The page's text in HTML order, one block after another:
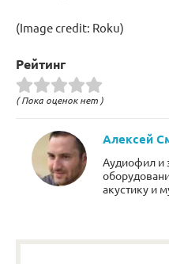
(Image credit: Roku)
Рейтинг
( Пока оценок нет )
Алексей
Аудиофил и
акустику и